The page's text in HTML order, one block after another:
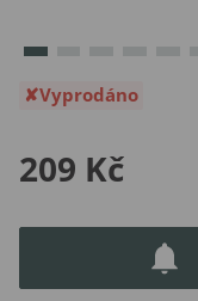
Vyprodáno
209 Kč